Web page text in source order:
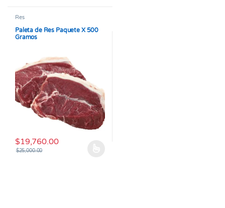
Res
Paleta de Res Paquete X 500
Gramos
$19,760.00
$25,000.00
Este producto tiene múltiples variantes. Las opciones se